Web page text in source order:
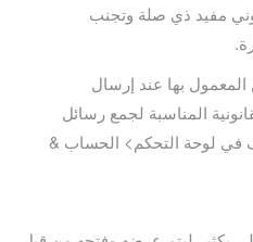
مفيد ذي صلة وتجنب
المعمول بها عند إرسال
المناسبة لجمع رسائل
في لوحة التحكم> الحساب &